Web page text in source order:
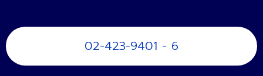
02-423-9401 - 6